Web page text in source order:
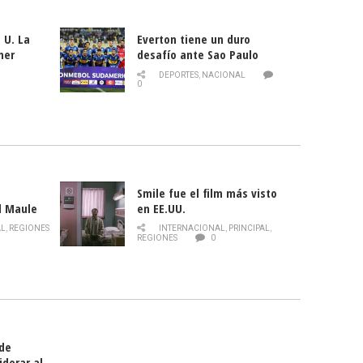
La
Everton tiene un duro
desafío ante Sao Paulo
DEPORTES, NACIONAL
0
Maule
de la
, REGIONES
Smile fue el film más visto
en EE.UU.
INTERNACIONAL, PRINCIPAL,
REGIONES
0